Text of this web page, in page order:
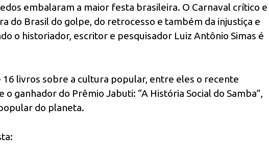
embalaram a maior festa brasileira. O Carnaval crítico e
do Brasil do golpe, do retrocesso e também da injustiça e
o historiador, escritor e pesquisador Luiz Antônio Simas é
16 livros sobre a cultura popular, entre eles o recente
ganhador do Prêmio Jabuti: “A História Social do Samba”,
do planeta.